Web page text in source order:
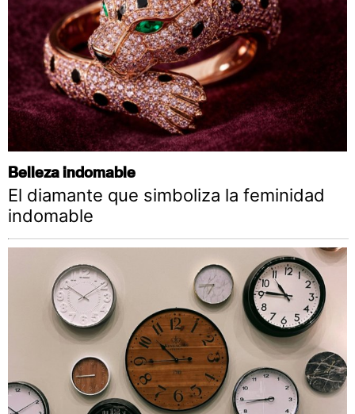
Belleza indomable
El diamante que simboliza la feminidad
indomable